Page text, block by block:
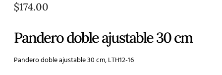
$174.00
Pandero doble ajustable 30 cm
Pandero doble ajustable 30 cm, LTH12-16